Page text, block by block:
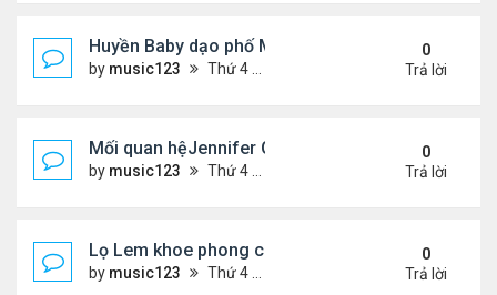
Huyền Baby dạo phố Mỹ
by music123 Thứ 4 Tháng 7 29, 2026 5:21 pm
0
Trả lời
Mối quan hệJennifer Garner và mẹ chồng cũ
by music123 Thứ 4 Tháng 7 29, 2026 5:13 pm
0
Trả lời
Lọ Lem khoe phong cách ở New York
by music123 Thứ 4 Tháng 7 29, 2026 5:08 pm
0
Trả lời